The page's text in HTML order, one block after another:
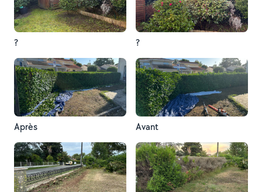
? ?
Après Avant